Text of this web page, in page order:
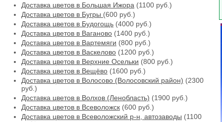
Доставка цветов в Большая Ижора (1100 руб.)
Доставка цветов в Бугры (600 руб.)
Доставка цветов в Будогощь (4000 руб.)
Доставка цветов в Ваганово (1400 руб.)
Доставка цветов в Вартемяги (800 руб.)
Доставка цветов в Васкелово (1200 руб.)
Доставка цветов в Верхние Осельки (800 руб.)
Доставка цветов в Вещёво (1600 руб.)
Доставка цветов в Волосово (Волосовский район) (2300
руб.)
Доставка цветов в Волхов (Ленобласть) (1900 руб.)
Доставка цветов в Всеволожск (600 руб.)
Доставка цветов в Всеволожский р-н, автозаводы (1100